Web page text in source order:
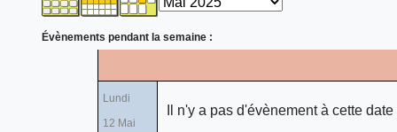
Évènements pendant la semaine :
Lundi
12 Mai
Il n'y a pas d'évènement à cette date